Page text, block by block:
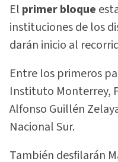
El primer bloque
instituciones de los
darán inicio al
Entre los primeros
Instituto Monterrey,
Alfonso Guillén
Nacional Sur.
También desfilarán